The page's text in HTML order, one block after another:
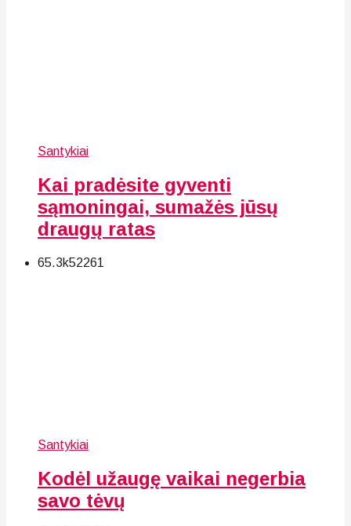
Santykiai
Kai pradėsite gyventi
sąmoningai, sumažės jūsų
draugų ratas
65.3k52261
Santykiai
Kodėl užaugę vaikai negerbia
savo tėvų